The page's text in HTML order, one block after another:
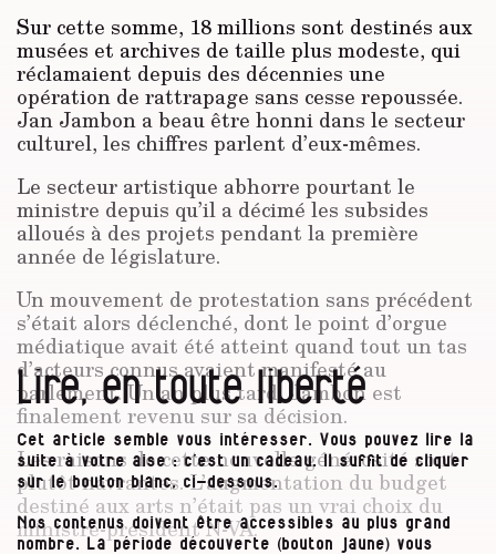
Sur cette somme, 18 millions sont destinés aux
musées et archives de taille plus modeste, qui
réclamaient depuis des décennies une
opération de rattrapage sans cesse repoussée.
Jan Jambon a beau être honni dans le secteur
culturel, les chiffres parlent d’eux-mêmes.
Le secteur artistique abhorre pourtant le
ministre depuis qu’il a décimé les subsides
alloués à des projets pendant la première
année de législature.
Un mouvement de protestation sans précédent
s’était alors déclenché, dont le point d’orgue
médiatique avait été atteint quand tout un tas
d’acteurs connus avaient manifesté au
parlement. Un an plus tard, Jambon est
finalement revenu sur sa décision.
Les raisons de cette nouvelle générosité sont
plutôt navrantes. L’augmentation du budget
destiné aux arts n’était pas un vrai choix du
ministre-président N-VA.
Lire, en toute liberté
Cet article semble vous intéresser. Vous pouvez lire la
suite à votre aise : c’est un cadeau. Il suffit de cliquer
sur le bouton blanc, ci-dessous.
Nos contenus doivent être accessibles au plus grand
nombre. La période découverte (bouton jaune) vous